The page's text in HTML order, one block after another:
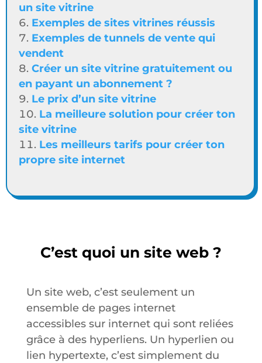
un site vitrine
Exemples de sites vitrines réussis
Exemples de tunnels de vente qui
vendent
Créer un site vitrine gratuitement ou
en payant un abonnement ?
Le prix d’un site vitrine
La meilleure solution pour créer ton
site vitrine
Les meilleurs tarifs pour créer ton
propre site internet
C’est quoi un site web ?
Un site web, c’est seulement un
ensemble de pages internet
accessibles sur internet qui sont reliées
grâce à des hyperliens. Un hyperlien ou
lien hypertexte, c’est simplement du